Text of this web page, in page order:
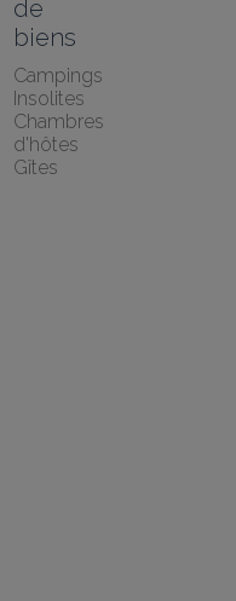
de
biens
Campings
Insolites
Chambres
d'hôtes
Gîtes